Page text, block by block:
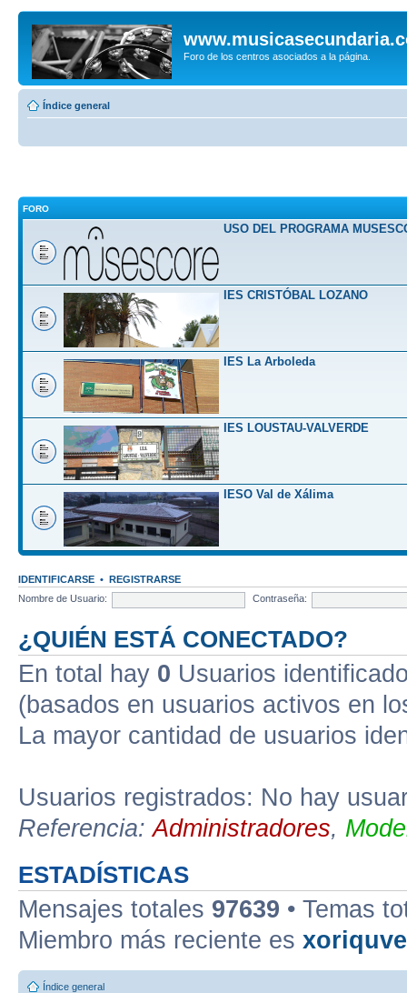
Foro de los centros asociados a la página.
Índice general
FORO
USO DEL PROGRAMA
IES CRISTÓBAL LOZANO
IES La Arboleda
IES LOUSTAU-VALVERDE
IESO Val de Xálima
IDENTIFICARSE • REGISTRARSE
Nombre de Usuario:
Contraseña:
¿QUIÉN ESTÁ CONECTADO?
En total hay 0 Usuarios
(basados en usuarios activos en
La mayor cantidad de usuarios
Usuarios registrados: No hay
Referencia:Administradores,
ESTADÍSTICAS
Mensajes totales 97639 • Temas
Miembro más reciente es
Índice general